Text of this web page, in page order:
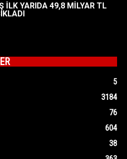
İLK YARIDA 49,8 MİLYAR TL
5
3184
76
604
38